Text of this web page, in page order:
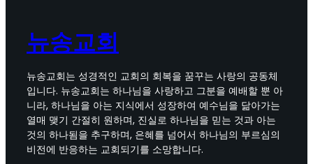
뉴송교회
뉴송교회는 성경적인 교회의 회복을 꿈꾸는 사랑의 공동체
입니다. 뉴송교회는 하나님을 사랑하고 그분을 예배할 뿐 아
니라, 하나님을 아는 지식에서 성장하여 예수님을 닮아가는
열매 맺기 간절히 원하며, 진실로 하나님을 믿는 것과 아는
것의 하나됨을 추구하며, 은혜를 넘어서 하나님의 부르심의
비전에 반응하는 교회되기를 소망합니다.